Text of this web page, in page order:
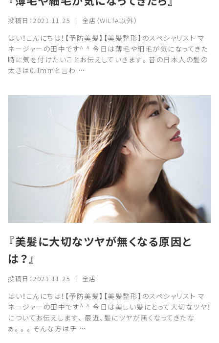
投稿日：2021.11.25 ｜ 全店（WILfA以外）
はい！こんにちは！【予防美髪】【美髪整形】のスペシャリスト マ
ネージャーの田中です^ ^ 今日は薄毛や細毛が気になってきた
時に気を付けたいことお伝えしていきます。昔の日本人の髪の
太さは0.1mmと言わ …
『美髪に大切なツヤが無くなる原因と
は？』
投稿日：2021.11.25 ｜ 全店
はい！こんにちは！【予防美髪】【美髪整形】のスペシャリスト マ
ネージャーの田中です^ ^ 今日は美しい髪にとって大切なツヤ！
についてお伝えします、 最近、髪にツヤが無くなってきたな
ぁ。。。そんな方はチ …